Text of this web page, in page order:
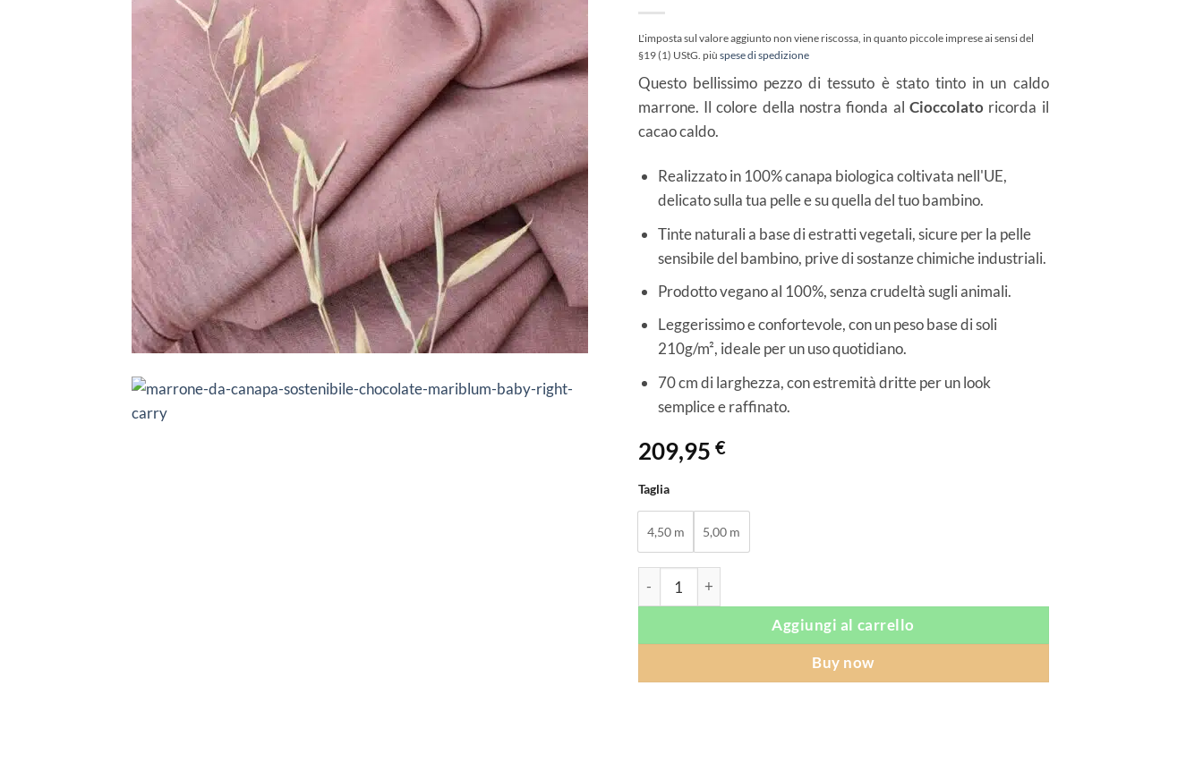
L'imposta sul valore aggiunto non viene riscossa, in quanto piccole imprese ai sensi del
§19 (1) UStG. più spese di spedizione
Questo bellissimo pezzo di tessuto è stato tinto in un caldo
marrone. Il colore della nostra fionda al Cioccolato ricorda il
cacao caldo.
Realizzato in 100% canapa biologica coltivata nell'UE,
delicato sulla tua pelle e su quella del tuo bambino.
Tinte naturali a base di estratti vegetali, sicure per la pelle
sensibile del bambino, prive di sostanze chimiche industriali.
Prodotto vegano al 100%, senza crudeltà sugli animali.
Leggerissimo e confortevole, con un peso base di soli
210g/m², ideale per un uso quotidiano.
70 cm di larghezza, con estremità dritte per un look
semplice e raffinato.
209,95 €
Taglia
4,50 m 5,00 m
Aggiungi al carrello
Buy now